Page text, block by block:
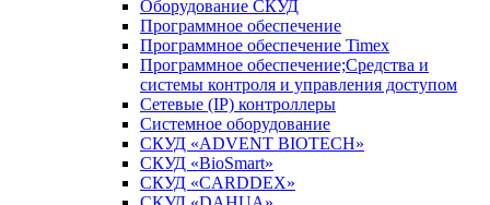
Оборудование СКУД
Программное обеспечение
Программное обеспечение Timex
Программное обеспечение;Средства и
системы контроля и управления доступом
Сетевые (IP) контроллеры
Системное оборудование
СКУД «ADVENT BIOTECH»
СКУД «BioSmart»
СКУД «CARDDEX»